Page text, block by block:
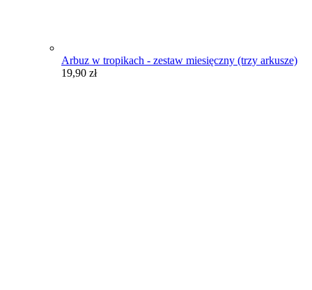
Arbuz w tropikach - zestaw miesięczny (trzy arkusze)
19,90 zł